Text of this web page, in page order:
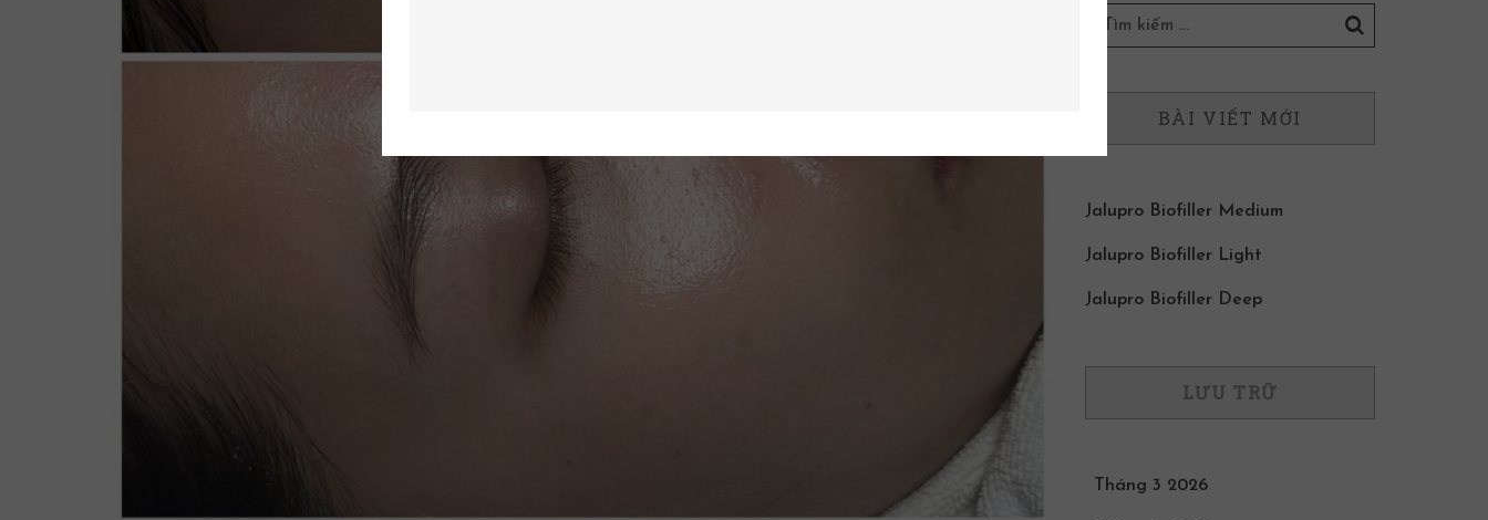
BÀI VIẾT MỚI
Jalupro Biofiller Medium
Jalupro Biofiller Light
Jalupro Biofiller Deep
LƯU TRỮ
Tháng 3 2026